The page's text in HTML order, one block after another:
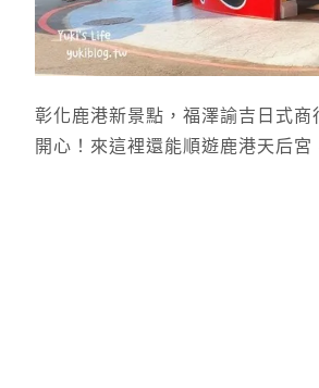
彰化鹿港新景點，福澤諭吉日式
開心！來這裡還能順遊鹿港天后宮